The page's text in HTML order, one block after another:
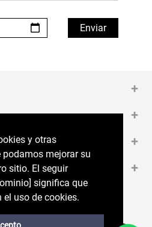
y otras
mejorar su
sitio. El seguir
significa que estás
de cookies.
y otras
mejorar su
sitio. El seguir
significa que
el uso de cookies.
+
+
+
+